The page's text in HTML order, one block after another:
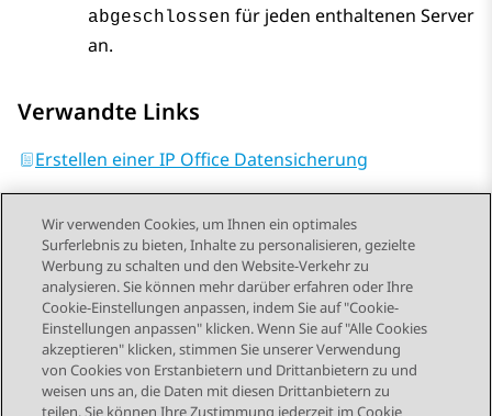
abgeschlossen für jeden enthaltenen Server
an.
Verwandte Links
Erstellen einer IP Office Datensicherung
Send Feedback
Themennavigation
Vorheriges Thema Nächstes Thema
Wir verwenden Cookies, um Ihnen ein optimales
Surferlebnis zu bieten, Inhalte zu personalisieren, gezielte
Werbung zu schalten und den Website-Verkehr zu
analysieren. Sie können mehr darüber erfahren oder Ihre
Cookie-Einstellungen anpassen, indem Sie auf "Cookie-
Einstellungen anpassen" klicken. Wenn Sie auf "Alle Cookies
akzeptieren" klicken, stimmen Sie unserer Verwendung
von Cookies von Erstanbietern und Drittanbietern zu und
weisen uns an, die Daten mit diesen Drittanbietern zu
teilen. Sie können Ihre Zustimmung jederzeit im Cookie